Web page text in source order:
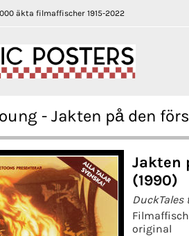
äkta filmaffischer 1915-2022
- Jakten på den
Jakten
(1990)
DuckTales
original